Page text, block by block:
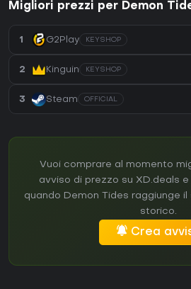
Migliori prezzi per Demon
1 G2Play KEYSHOP
2 Kinguin KEYSHOP
3 Steam OFFICIAL
Vuoi comprare al momento
avviso di prezzo su XD.deals
quando Demon Tides raggiunge
storico.
Crea